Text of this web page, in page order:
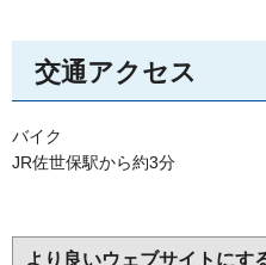
交通アクセス
バイク
JR佐世保駅から約3分
より良いウェブサイトにす